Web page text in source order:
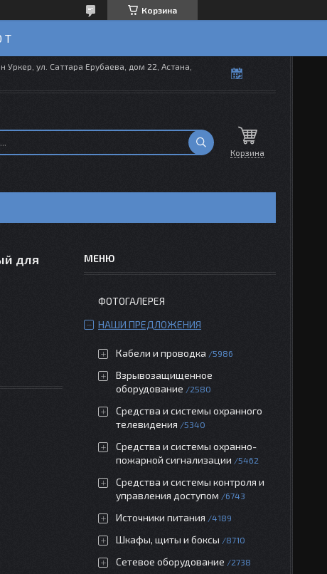
Корзина
T
Уркер, ул. Саттара Ерубаева, дом 22, Астана,
Корзина
для
ФОТОГАЛЕРЕЯ
НАШИ ПРЕДЛОЖЕНИЯ
Кабели и проводка 5986
Взрывозащищенное
оборудование
2580
Средства и системы охранного
телевидения
5340
Средства и системы охранно-
пожарной сигнализации
5462
Средства и системы контроля и
управления доступом
6743
Источники питания 4189
Шкафы, щиты и боксы 8710
Сетевое оборудование 2738